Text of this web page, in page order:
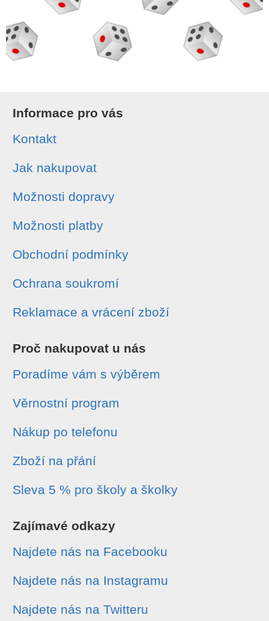
Informace pro vás
Kontakt
Jak nakupovat
Možnosti dopravy
Možnosti platby
Obchodní podmínky
Ochrana soukromí
Reklamace a vrácení zboží
Proč nakupovat u nás
Poradíme vám s výběrem
Věrnostní program
Nákup po telefonu
Zboží na přání
Sleva 5 % pro školy a školky
Zajímavé odkazy
Najdete nás na Facebooku
Najdete nás na Instagramu
Najdete nás na Twitteru